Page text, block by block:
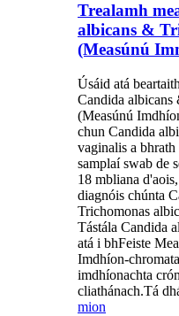
Trealamh
albicans &
(Measúnú
Úsáid atá
Candida albicans
(Measúnú
chun Candida
vaginalis a
samplaí swab de
18 mbliana
diagnóis chúnta
Trichomonas
Tástála Candida
atá i bhFeiste
Imdhíon-
imdhíonachta
cliathánach.Tá
mion